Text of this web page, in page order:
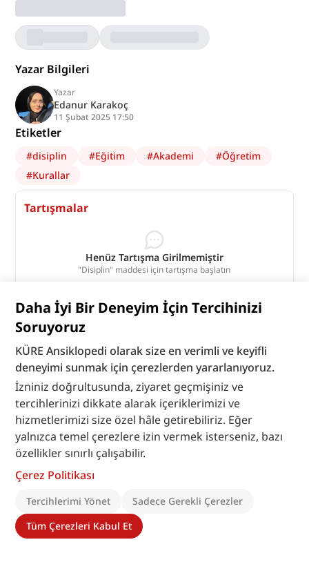
Daha İyi Bir Deneyim İçin Tercihinizi
Soruyoruz
KÜRE Ansiklopedi olarak size en verimli ve keyifli
deneyimi sunmak için çerezlerden yararlanıyoruz.
İzniniz doğrultusunda, ziyaret geçmişiniz ve
tercihlerinizi dikkate alarak içeriklerimizi ve
hizmetlerimizi size özel hâle getirebiliriz. Eğer
yalnızca temel çerezlere izin vermek isterseniz, bazı
özellikler sınırlı çalışabilir.
Çerez Politikası
Tercihlerimi Yönet
Sadece Gerekli Çerezler
Tüm Çerezleri Kabul Et
Yazar Bilgileri
Yazar
Edanur Karakoç
11 Şubat 2025 17:50
Etiketler
#disiplin #Eğitim #Akademi #Öğretim
#Kurallar
Tartışmalar
Henüz Tartışma Girilmemiştir
"Disiplin" maddesi için tartışma başlatın
Tartışmaları Görüntüle
Bu madde yapay zeka desteği ile üretilmiştir.